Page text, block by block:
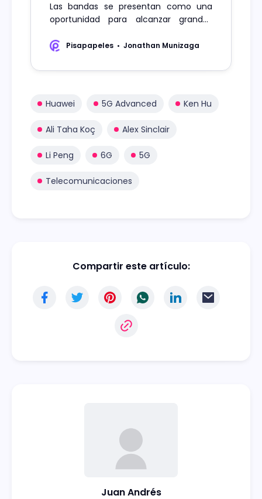
Las bandas se presentan como una
oportunidad para alcanzar grandes
radiobases.
Pisapapeles Jonathan Munizaga
Huawei 5G Advanced Ken Hu
Ali Taha Koç Alex Sinclair
Li Peng 6G 5G
Telecomunicaciones
Compartir este artículo:
Juan Andrés